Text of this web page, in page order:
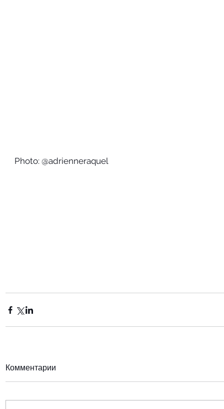
Photo: @adrienneraquel
Комментарии